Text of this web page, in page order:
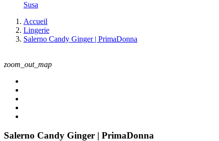
Susa
Accueil
Lingerie
Salerno Candy Ginger | PrimaDonna
zoom_out_map
Salerno Candy Ginger | PrimaDonna